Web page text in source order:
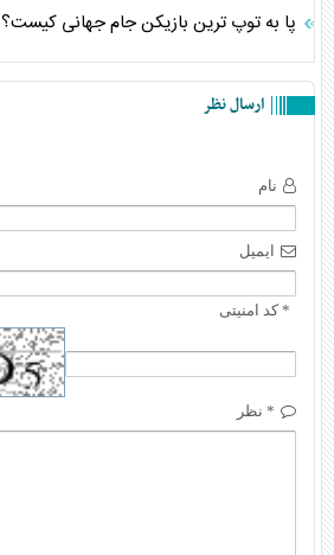
پا به توپ ترین بازیکن جام جهانی کیست؟
ارسال نظر
نام
ایمیل
* کد امنیتی
* نظر